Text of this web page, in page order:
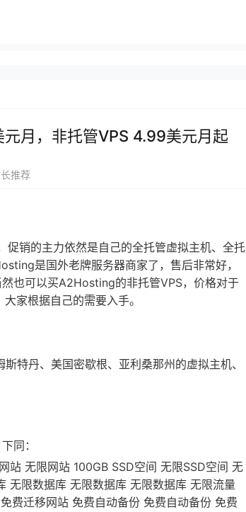
月，非托管VPS 4.99美元月起
推荐
销的主力依然是自己的全托管虚拟主机、全托
是国外老牌服务器商家了，售后非常好，
也可以买A2Hosting的非托管VPS，价格对于
家根据自己的需要入手。
特丹、美国密歇根、亚利桑那州的虚拟主机、
同：
站 无限网站 100GB SSD空间 无限SSD空间 无
无限数据库 无限数据库 无限数据库 无限流量
费迁移网站 免费自动备份 免费自动备份 免费